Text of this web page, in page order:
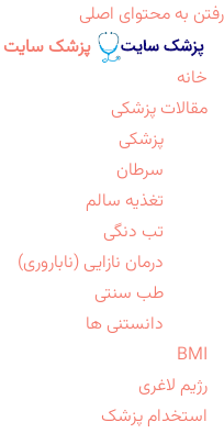
رفتن به محتوای اصلی
پزشک سایت
خانه
مقالات پزشکی
پزشکی
سرطان
تغذیه سالم
تب دنگی
درمان نازایی (ناباروری)
طب سنتی
دانستنی ها
BMI
رژیم لاغری
استخدام پزشک